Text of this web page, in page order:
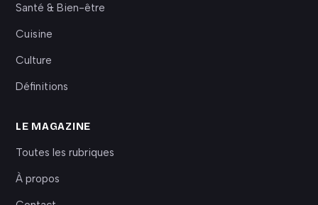
Santé & Bien-être
Cuisine
Culture
Définitions
LE MAGAZINE
Toutes les rubriques
À propos